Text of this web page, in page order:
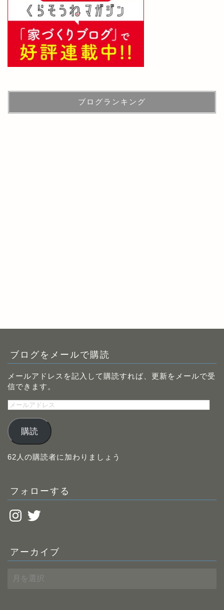
ブログランキング
ブログをメールで購読
メールアドレスを記入して購読すれば、更新をメールで受
信できます。
メ
ル
ア
ド
レ
購読
62人の購読者に加わりましょう
フォローする
Instagram
Twitter
アーカイブ
ー